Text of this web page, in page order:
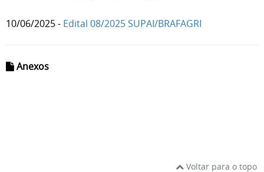
10/06/2025 - Edital 08/2025 SUPAI/BRAFAGRI
Anexos
Voltar para o topo